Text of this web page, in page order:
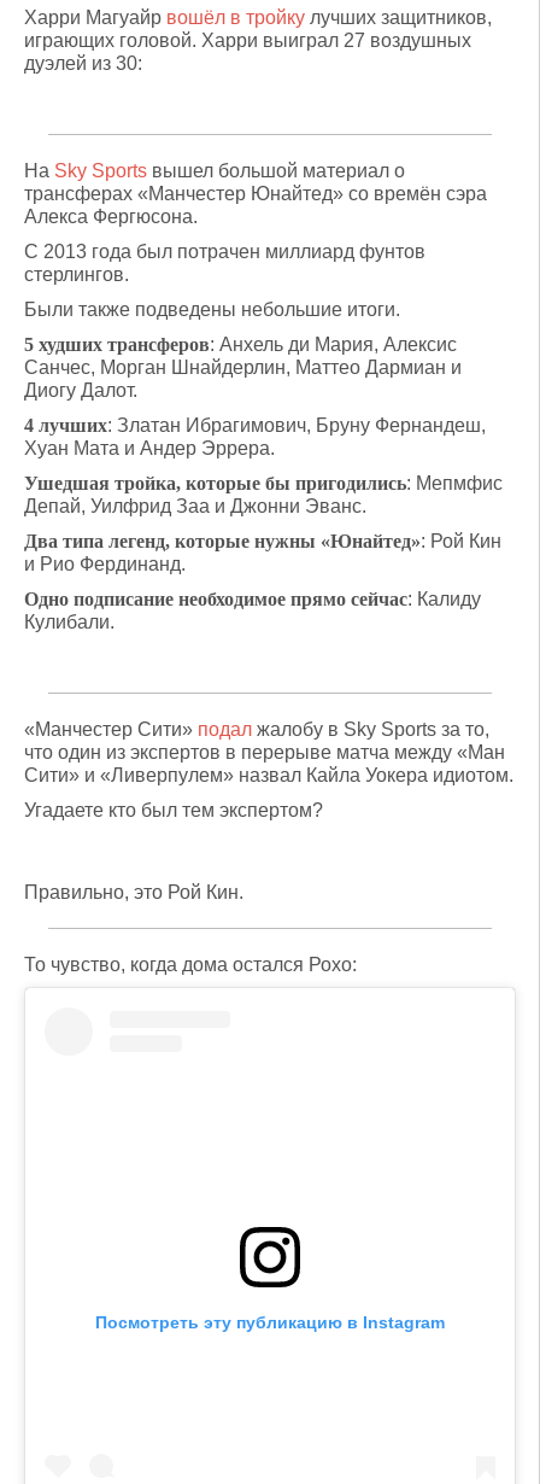
Харри Магуайр вошёл в тройку лучших защитников,
играющих головой. Харри выиграл 27 воздушных
дуэлей из 30:
На Sky Sports вышел большой материал о
трансферах «Манчестер Юнайтед» со времён сэра
Алекса Фергюсона.
С 2013 года был потрачен миллиард фунтов
стерлингов.
Были также подведены небольшие итоги.
5 худших трансферов: Анхель ди Мария, Алексис
Санчес, Морган Шнайдерлин, Маттео Дармиан и
Диогу Далот.
4 лучших: Златан Ибрагимович, Бруну Фернандеш,
Хуан Мата и Андер Эррера.
Ушедшая тройка, которые бы пригодились: Мепмфис
Депай, Уилфрид Заа и Джонни Эванс.
Два типа легенд, которые нужны «Юнайтед»: Рой Кин
и Рио Фердинанд.
Одно подписание необходимое прямо сейчас: Калиду
Кулибали.
«Манчестер Сити» подал жалобу в Sky Sports за то,
что один из экспертов в перерыве матча между «Ман
Сити» и «Ливерпулем» назвал Кайла Уокера идиотом.
Угадаете кто был тем экспертом?
Правильно, это Рой Кин.
То чувство, когда дома остался Рохо:
Посмотреть эту публикацию в Instagram